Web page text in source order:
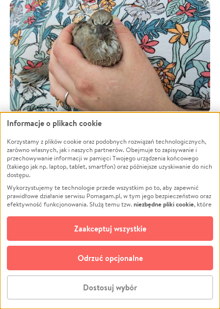
Stwórz zbiórkę - za darmo
Informacje o plikach cookie
Korzystamy z plików cookie oraz podobnych rozwiązań technologicznych,
zarówno własnych, jak i naszych partnerów. Obejmuje to zapisywanie i
przechowywanie informacji w pamięci Twojego urządzenia końcowego
(takiego jak np. laptop, tablet, smartfon) oraz późniejsze uzyskiwanie do nich
dostępu.
Wykorzystujemy te technologie przede wszystkim po to, aby zapewnić
prawidłowe działanie serwisu Pomagam.pl, w tym jego bezpieczeństwo oraz
efektywność funkcjonowania. Służą temu tzw.niezbędne pliki cookie, które
opcjonalnych plików cookie
technologii do celów analitycznych i retargetingowych. Możesz wyrazić
zgodę na ich stosowanie lub jej odmówić. W dowolnym momencie masz
możliwość zmiany swoich preferencji na stronie „Zarządzaj zgodami cookie”,
do której link znajdziesz w stopce serwisu Pomagam.pl. Opcjonalne pliki
cookie wykorzystywane są w następujących celach:
działanie serwisu Pomagam.pl. Dzięki nim możemy zrozumieć, jak
użytkownicy korzystają z naszego serwisu – skąd trafiają do serwisu, jak
Dostosuj wybór
Odrzuć opcjonalne
Zaakceptuj wszystkie